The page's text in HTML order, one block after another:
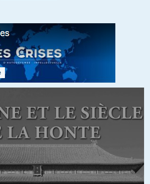
29.06.2017 à 22h23
qui au premier tour choisissent de ne
Assemblée élue sans eux. Ils l’ignorent peut-
parfaitement aux voeux de l’oligarchie qui
leur désintérêt et peut ainsi tranquillement
sociales qui vont les pénaliser un peu plus.